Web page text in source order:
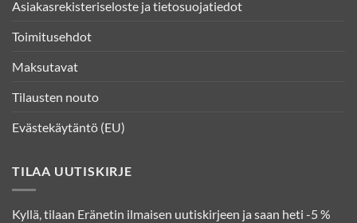
Asiakasrekisteriseloste ja tietosuojatiedot
Toimitusehdot
Maksutavat
Tilausten nouto
Evästekäytäntö (EU)
TILAA UUTISKIRJE
Kyllä, tilaan Eränetin ilmaisen uutiskirjeen ja saan heti -5 %